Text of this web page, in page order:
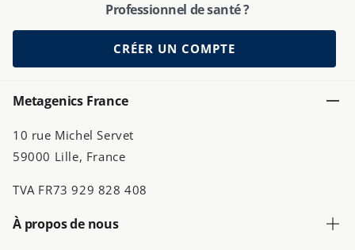
Professionnel de santé ?
CRÉER UN COMPTE
Metagenics France
10 rue Michel Servet
59000 Lille, France
TVA FR73 929 828 408
À propos de nous